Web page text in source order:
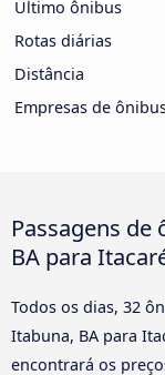
Último ônibus
Rotas diárias
Distância
Empresas de
Passagens
BA para
Todos os dias, 32
Itabuna, BA para
encontrará os